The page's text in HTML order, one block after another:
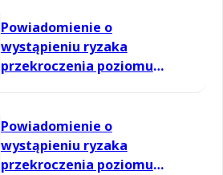
Powiadomienie o
wystąpieniu ryzaka
przekroczenia poziomu
Powiadomienie o
wystąpieniu ryzaka
przekroczenia poziomu